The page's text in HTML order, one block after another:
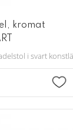
kromat
i svart